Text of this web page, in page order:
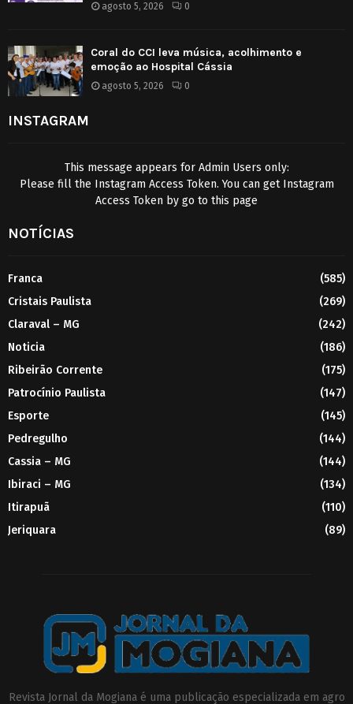
agosto 5, 2026 0
Coral do CCI leva música, acolhimento e
emoção ao Hospital Cássia
agosto 5, 2026 0
INSTAGRAM
This message appears for Admin Users only:
Please fill the Instagram Access Token. You can get Instagram
Access Token by go to this page
NOTÍCIAS
Franca
(585)
Cristais Paulista
(269)
Claraval – MG
(242)
Noticia
(186)
Ribeirão Corrente
(175)
Patrocínio Paulista
(147)
Esporte
(145)
Pedregulho
(144)
Cassia – MG
(144)
Ibiraci – MG
(134)
Itirapuã
(110)
Jeriquara
(89)
Revista Jornal da Mogiana é uma publicação especializada em agro